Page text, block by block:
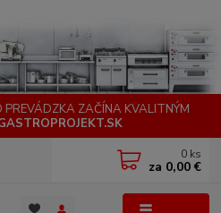
ZAČÍNA KVALITNÝM
0 ks
za 0,00 €